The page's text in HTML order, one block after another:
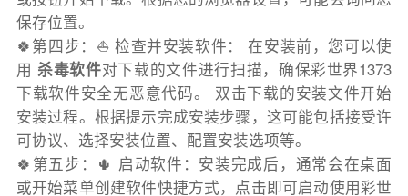
保存位置。
🍀第四步：⛵️ 检查并安装软件： 在安装前，您可以使
用杀毒软件对下载的文件进行扫描，确保彩世界1373
下载软件安全无恶意代码。 双击下载的安装文件开始
安装过程。根据提示完成安装步骤，这可能包括接受许
可协议、选择安装位置、配置安装选项等。
🍀第五步：🌵 启动软件：安装完成后，通常会在桌面
或开始菜单创建软件快捷方式，点击即可启动使用彩世